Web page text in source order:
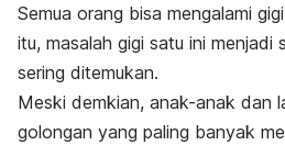
Semua orang bisa mengalami
itu, masalah gigi satu ini menjadi
sering ditemukan.
Meski demkian, anak-anak dan
golongan yang paling banyak